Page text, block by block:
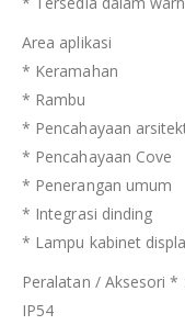
Area aplikasi
* Keramahan
* Rambu
* Pencahayaan
* Pencahayaan Cove
* Penerangan umum
* Integrasi dinding
* Lampu kabinet
Peralatan / Aksesori *
IP54